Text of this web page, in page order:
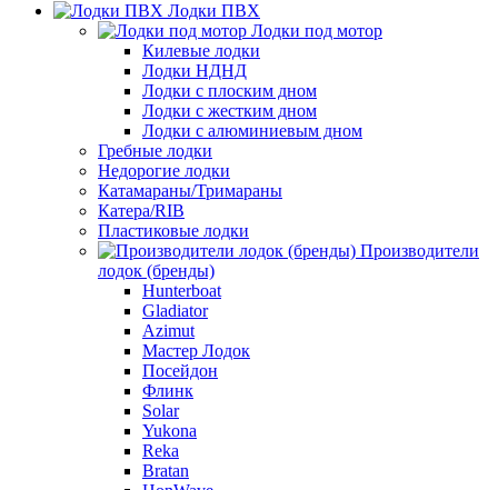
Лодки ПВХ
Лодки под мотор
Килевые лодки
Лодки НДНД
Лодки с плоским дном
Лодки с жестким дном
Лодки с алюминиевым дном
Гребные лодки
Недорогие лодки
Катамараны/Тримараны
Катера/RIB
Пластиковые лодки
Производители
лодок (бренды)
Hunterboat
Gladiator
Azimut
Мастер Лодок
Посейдон
Флинк
Solar
Yukona
Reka
Bratan